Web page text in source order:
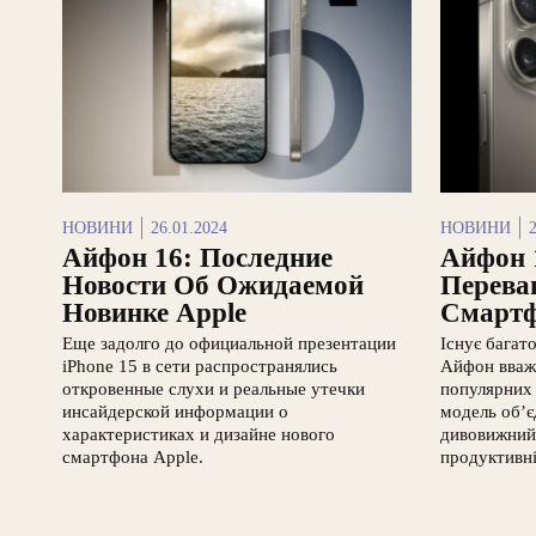
НОВИНИ 26.01.2024
Айфон 16: Последние
Новости Об Ожидаемой
Новинке Apple
Еще задолго до официальной презентации
iPhone 15 в сети распространялись
откровенные слухи и реальные утечки
инсайдерской информации о
характеристиках и дизайне нового
смартфона Apple.
НОВИНИ
Айфон
Існує
Айфон
модель